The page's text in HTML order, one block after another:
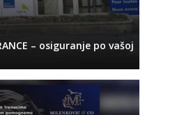
– osiguranje po vašoj